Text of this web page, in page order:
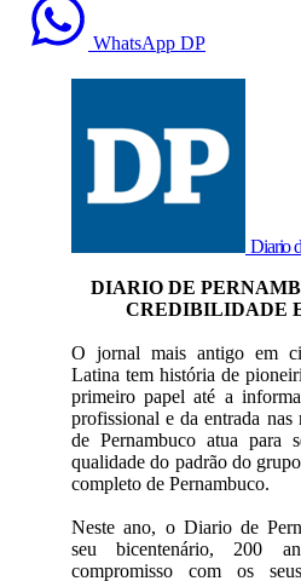
WhatsApp DP
Diario
DIARIO DE
CREDIBILIDADE
O jornal mais antigo em
Latina tem história de
primeiro papel até a
profissional e da entrada
de Pernambuco atua para
qualidade do padrão do
completo de Pernambuco.
Neste ano, o Diario de
seu bicentenário, 200
compromisso com os